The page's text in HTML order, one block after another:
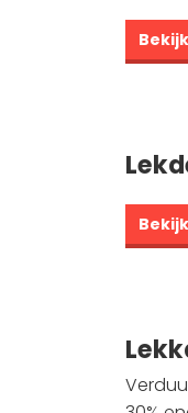
Bekijk
Bekijk